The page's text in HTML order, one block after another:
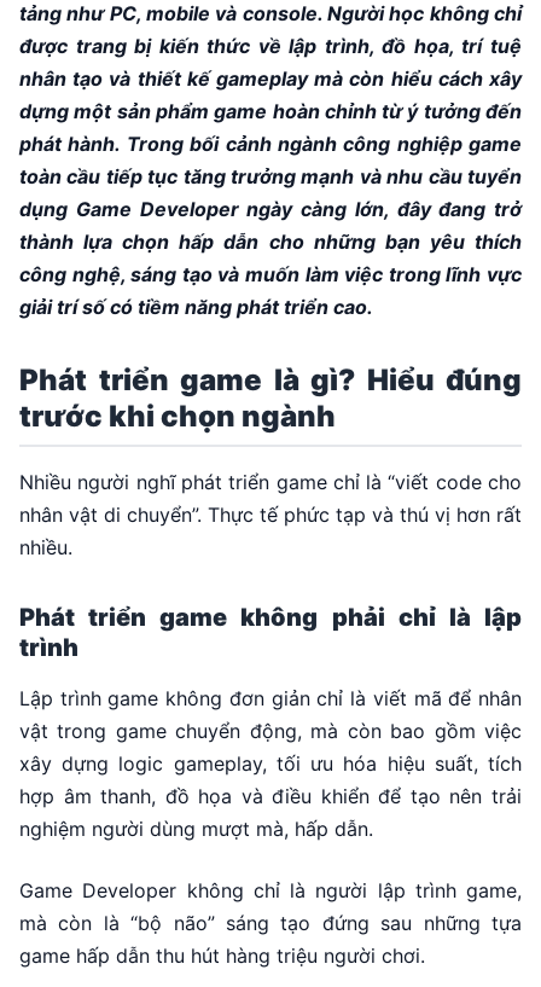
tảng như PC, mobile và console. Người học không chỉ
được trang bị kiến thức về lập trình, đồ họa, trí tuệ
nhân tạo và thiết kế gameplay mà còn hiểu cách xây
dựng một sản phẩm game hoàn chỉnh từ ý tưởng đến
phát hành. Trong bối cảnh ngành công nghiệp game
toàn cầu tiếp tục tăng trưởng mạnh và nhu cầu tuyển
dụng Game Developer ngày càng lớn, đây đang trở
thành lựa chọn hấp dẫn cho những bạn yêu thích
công nghệ, sáng tạo và muốn làm việc trong lĩnh vực
giải trí số có tiềm năng phát triển cao.
Phát triển game là gì? Hiểu đúng
trước khi chọn ngành
Nhiều người nghĩ phát triển game chỉ là “viết code cho
nhân vật di chuyển”. Thực tế phức tạp và thú vị hơn rất
nhiều.
Phát triển game không phải chỉ là lập
trình
Lập trình game không đơn giản chỉ là viết mã để nhân
vật trong game chuyển động, mà còn bao gồm việc
xây dựng logic gameplay, tối ưu hóa hiệu suất, tích
hợp âm thanh, đồ họa và điều khiển để tạo nên trải
nghiệm người dùng mượt mà, hấp dẫn.
Game Developer không chỉ là người lập trình game,
mà còn là “bộ não” sáng tạo đứng sau những tựa
game hấp dẫn thu hút hàng triệu người chơi.